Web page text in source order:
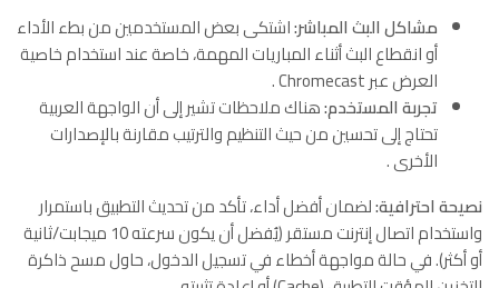
مشاكل البث المباشر:اشتكى بعض المستخدمين من بطء الأداء
أو انقطاع البث أثناء المباريات المهمة، خاصة عند استخدام خاصية
العرض عبر Chromecast
.
تجربة المستخدم:هناك ملاحظات تشير إلى أن الواجهة العربية
تحتاج إلى تحسين من حيث التنظيم والترتيب مقارنة بالإصدارات
الأخرى.
نصيحة احترافية:لضمان أفضل أداء، تأكد من تحديث التطبيق باستمرار
واستخدام اتصال إنترنت مستقر (يُفضل أن يكون سرعته 10 ميجابت/ثانية
أو أكثر). في حالة مواجهة أخطاء في تسجيل الدخول، حاول مسح ذاكرة